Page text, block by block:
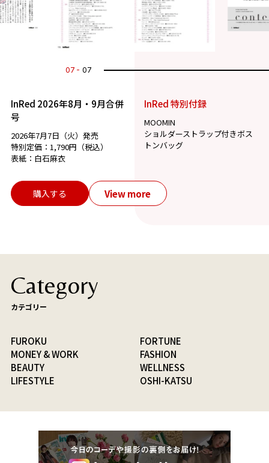
07 07
InRed 2026年8月・9月合併
号
2026年7月7日（火）発売
特別定価：1,790円（税込）
表紙：白石麻衣
InRed 特別付録
MOOMIN
ショルダーストラップ付きボス
トンバッグ
購入する View more
Category
カテゴリー
FUROKU
FORTUNE
MONEY & WORK
FASHION
BEAUTY
WELLNESS
LIFESTYLE
OSHI-KATSU